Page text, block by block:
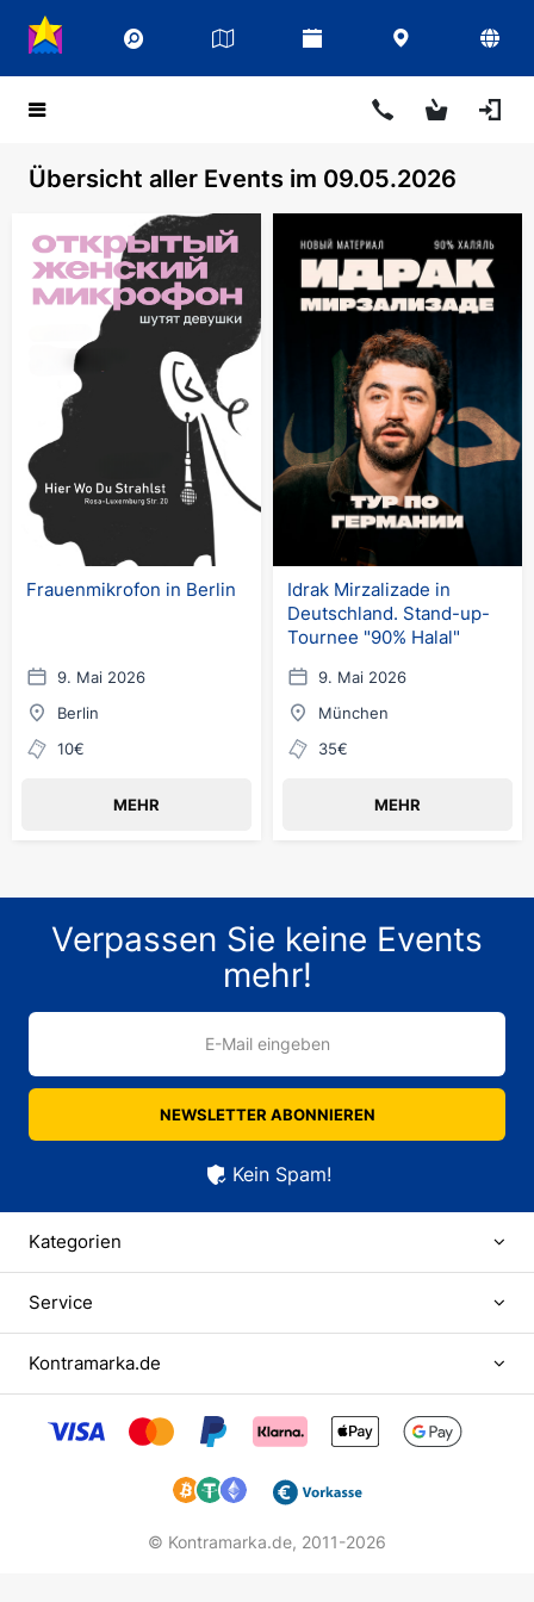
Übersicht aller Events im 09.05.2026
Frauenmikrofon in Berlin
9. Mai 2026
Berlin
10€
MEHR
Idrak Mirzalizade in
Deutschland. Stand-up-
Tournee "90% Halal"
9. Mai 2026
München
35€
MEHR
Verpassen Sie keine Events
mehr!
E-Mail eingeben
NEWSLETTER ABONNIEREN
Kein Spam!
Kategorien
Service
Kontramarka.de
© Kontramarka.de, 2011-2026